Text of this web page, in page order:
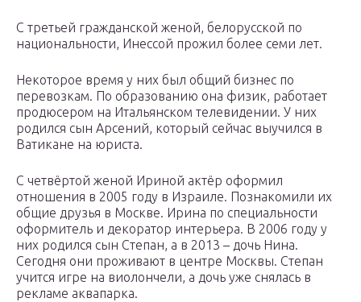
С третьей гражданской женой, белорусской по
национальности, Инессой прожил более семи лет.
Некоторое время у них был общий бизнес по
перевозкам. По образованию она физик, работает
продюсером на Итальянском телевидении. У них
родился сын Арсений, который сейчас выучился в
Ватикане на юриста.
С четвёртой женой Ириной актёр оформил
отношения в 2005 году в Израиле. Познакомили их
общие друзья в Москве. Ирина по специальности
оформитель и декоратор интерьера. В 2006 году у
них родился сын Степан, а в 2013 – дочь Нина.
Сегодня они проживают в центре Москвы. Степан
учится игре на виолончели, а дочь уже снялась в
рекламе аквапарка.